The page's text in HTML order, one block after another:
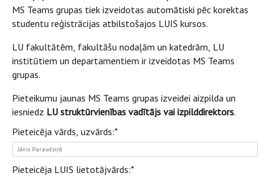
MS Teams grupas tiek izveidotas automātiski pēc korektas
studentu reģistrācijas atbilstošajos LUIS kursos.
LU fakultātēm, fakultāšu nodaļām un katedrām, LU
institūtiem un departamentiem ir izveidotas MS Teams
grupas.
Pieteikumu jaunas MS Teams grupas izveidei aizpilda un
iesniedz LU struktūrvienības vadītājs vai izpilddirektors.
Pieteicēja vārds, uzvārds:*
Pieteicēja LUIS lietotājvārds:*